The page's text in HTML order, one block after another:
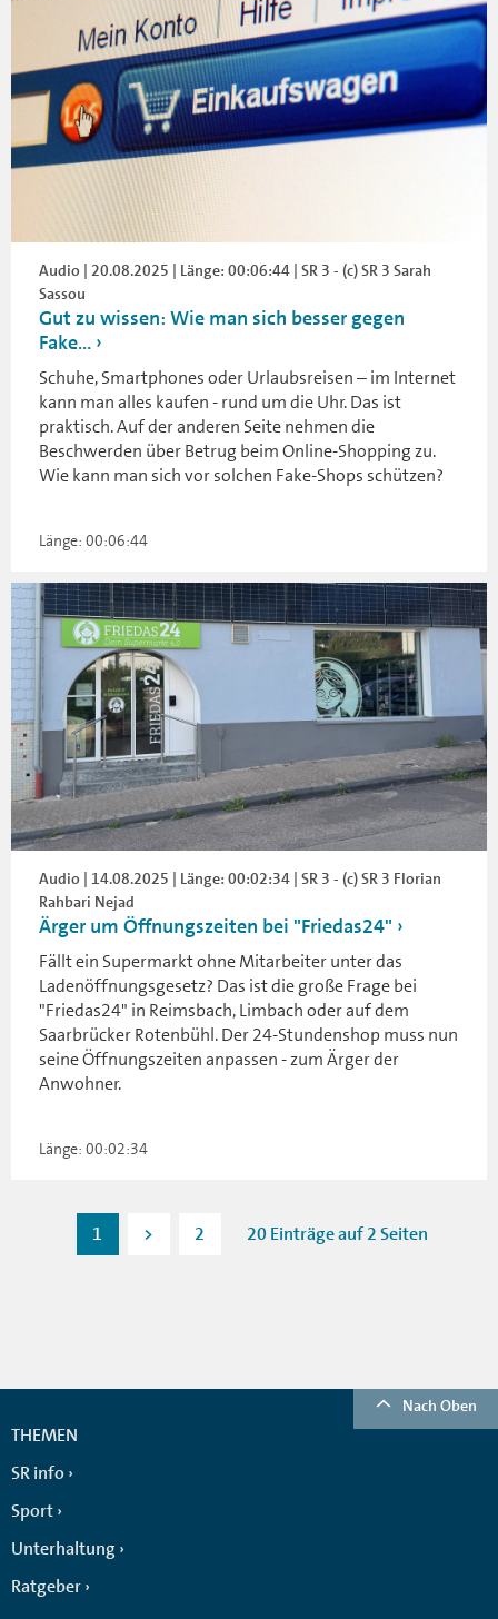
Audio | 20.08.2025 | Länge: 00:06:44 | SR 3 - (c) SR 3 Sarah
Sassou
Gut zu wissen: Wie man sich besser gegen
Fake...
Schuhe, Smartphones oder Urlaubsreisen – im Internet
kann man alles kaufen - rund um die Uhr. Das ist
praktisch. Auf der anderen Seite nehmen die
Beschwerden über Betrug beim Online-Shopping zu.
Wie kann man sich vor solchen Fake-Shops schützen?
Länge: 00:06:44
Audio | 14.08.2025 | Länge: 00:02:34 | SR 3 - (c) SR 3 Florian
Rahbari Nejad
Ärger um Öffnungszeiten bei "Friedas24"
Fällt ein Supermarkt ohne Mitarbeiter unter das
Ladenöffnungsgesetz? Das ist die große Frage bei
"Friedas24" in Reimsbach, Limbach oder auf dem
Saarbrücker Rotenbühl. Der 24-Stundenshop muss nun
seine Öffnungszeiten anpassen - zum Ärger der
Anwohner.
Länge: 00:02:34
1 > 2 20 Einträge auf 2 Seiten
Nach Oben
THEMEN
SR info
Sport
Unterhaltung
Ratgeber